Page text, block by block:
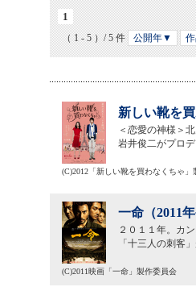
1
（ 1 - 5 ）/ 5 件 公開年▼
新しい靴を
＜恋愛の神様＞
岩井俊二がプロ
(C)2012「新しい靴を買わなくちゃ」
一命（2011年
２０１１年。カ
「十三人の刺客
(C)2011映画「一命」製作委員会